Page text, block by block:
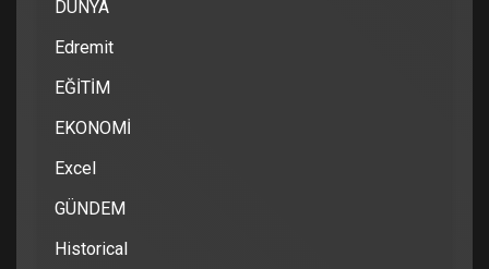
DÜNYA
Edremit
EĞİTİM
EKONOMİ
Excel
GÜNDEM
Historical